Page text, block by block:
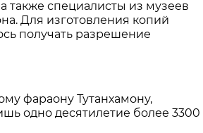
также специалисты из музеев
Для изготовления копий
получать разрешение
фараону Тутанхамону,
одно десятилетие более 3300